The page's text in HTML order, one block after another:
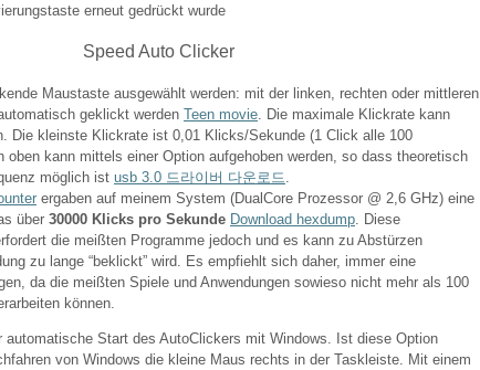
erneut gedrückt wurde
Maustaste ausgewählt werden: mit der linken, rechten oder mittleren
geklickt werden Teen movie. Die maximale Klickrate kann
Die kleinste Klickrate ist 0,01 Klicks/Sekunde (1 Click alle 100
oben kann mittels einer Option aufgehoben werden, so dass theoretisch
möglich ist usb 3.0 드라이버 다운로드.
ergaben auf meinem System (DualCore Prozessor @ 2,6 GHz) eine
über 30000 Klicks pro Sekunde Download hexdump. Diese
die meißten Programme jedoch und es kann zu Abstürzen
zu lange “beklickt” wird. Es empfiehlt sich daher, immer eine
da die meißten Spiele und Anwendungen sowieso nicht mehr als 100
können.
automatische Start des AutoClickers mit Windows. Ist diese Option
von Windows die kleine Maus rechts in der Taskleiste. Mit einem